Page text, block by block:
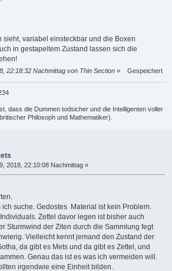
sieht, variabel einsteckbar und die Boxen
in gestapeltem Zustand lassen sich die
22:18:32 Nachmittag von Thin Section » Gespeichert
dass die Dummen todsicher und die Intelligenten voller
Philosoph und Mathematiker).
2018, 22:10:08 Nachmittag »
ich suche. Gedostes Material ist kein Problem.
Zettel davor legen ist bisher auch
Sturmwind der Ziten durch die Sammlung fegt
Vielleicht kennt jemand den Zustand der
da gibt es Mets und da gibt es Zettel, und
Genau das ist es was ich vermeiden will.
irgendwie eine Einheit bilden.